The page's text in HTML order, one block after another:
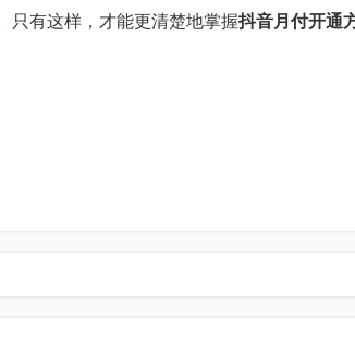
只有这样，才能更清楚地掌握抖音月付开通